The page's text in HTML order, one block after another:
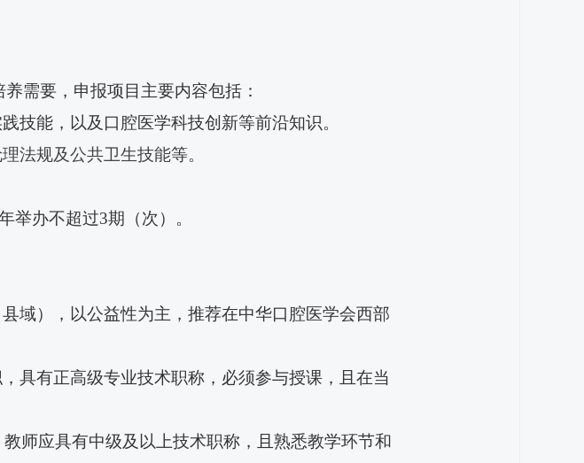
需要，申报项目主要内容包括：
技能，以及口腔医学科技创新等前沿知识。
法规及公共卫生技能等。
举办不超过3期（次）。
域），以公益性为主，推荐在中华口腔医学会西部
具有正高级专业技术职称， 必须参与授课，且在当
教师应具有中级及以上技术职称 ，且熟悉教学环节和